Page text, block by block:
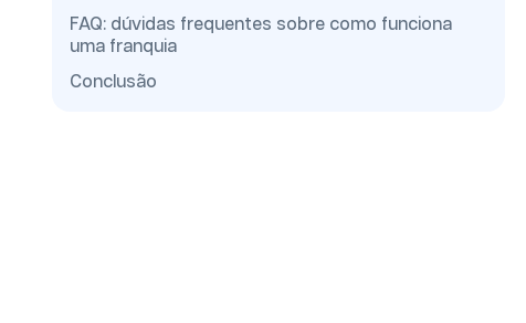
FAQ: dúvidas frequentes sobre como funciona
uma franquia
Conclusão